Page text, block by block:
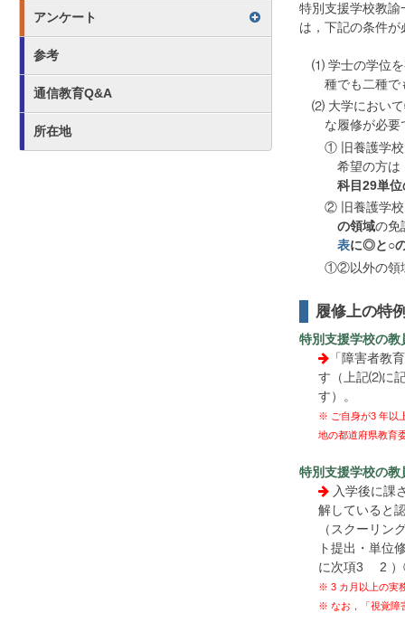
特別支援学校教諭
は，下記の条件
⑴ 学士の学位を
種でも二種で
⑵ 大学において
な履修が必要
① 旧養護学校
希望の方は
科目29単
② 旧養護学校
の領域の免
表に◎と○
①②以外の領
履修上の特
特別支援学校の
「障害者教
す（上記⑵に
す）。
※ ご自身が3 年以
地の都道府県教育
特別支援学校の
入学後に課
解していると
（スクーリン
ト提出・単位
に次項3 2 ）
※ 3 カ月以上の実
※ なお，「視覚障
アンケート
参考
通信教育Q&A
所在地